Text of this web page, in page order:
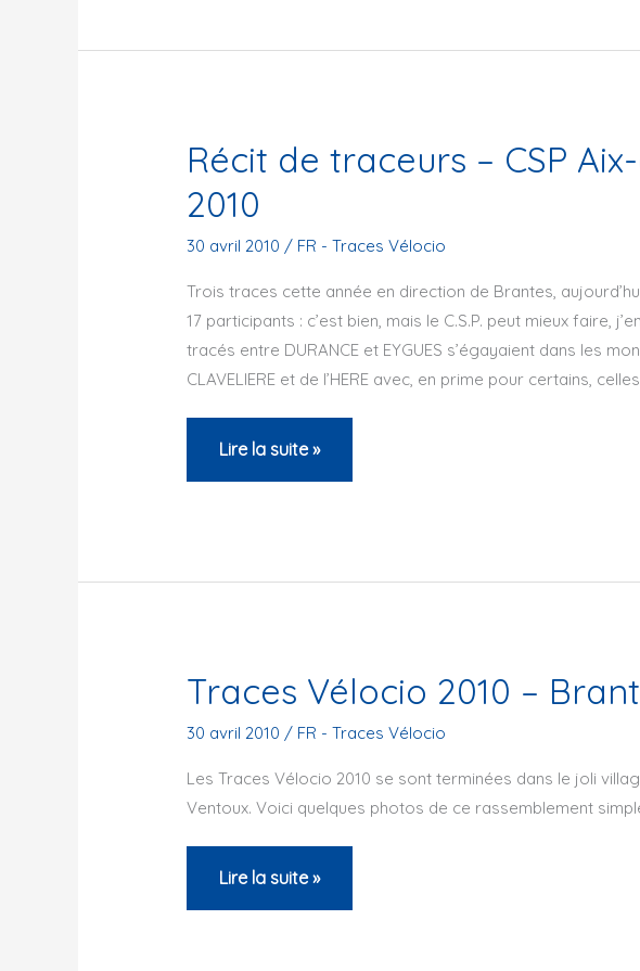
Premières
Traces
tandem
Récit de traceurs – CSP
2010
30 avril 2010 / FR - Traces Vélocio
Trois traces cette année en direction de Brantes,
17 participants : c’est bien, mais le C.S.P. peut mieux faire,
tracés entre DURANCE et EYGUES s’égayaient dans les
CLAVELIERE et de l’HERE avec, en prime pour certains,
Récit
de
–
2010
Lire la suite »
Traces Vélocio 2010 –
30 avril 2010 / FR - Traces Vélocio
Les Traces Vélocio 2010 se sont terminées dans le joli
Ventoux. Voici quelques photos de ce rassemblement
Traces
Vélocio
Lire la suite »